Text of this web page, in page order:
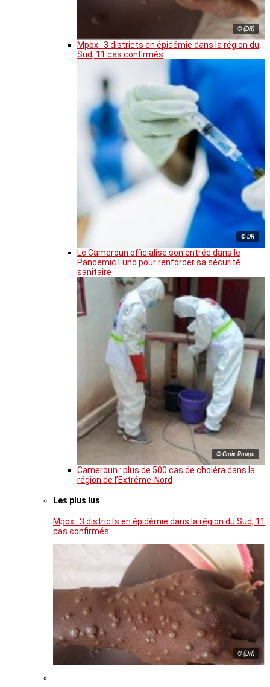
© (DR)
Mpox : 3 districts en épidémie dans la région du
Sud, 11 cas confirmés
© DR
Le Cameroun officialise son entrée dans le
Pandemic Fund pour renforcer sa sécurité
sanitaire
© Croix-Rouge
Cameroun : plus de 500 cas de choléra dans la
région de l’Extrême-Nord
Les plus lus
Mpox : 3 districts en épidémie dans la région du Sud, 11
cas confirmés
© (DR)